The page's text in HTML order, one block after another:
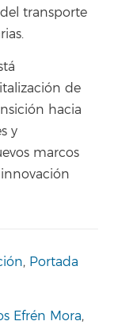
transporte
de
hacia
y
marcos
, Portada
Efrén Mora,